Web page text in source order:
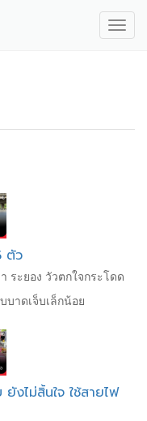
ตัว
ระยอง วัวตกใจกระโดด
าดเจ็บเล็กน้อย
งไม่สิ้นใจ ใช้สายไฟ